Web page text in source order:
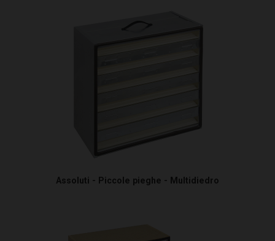
Assoluti - Piccole pieghe - Multidiedro